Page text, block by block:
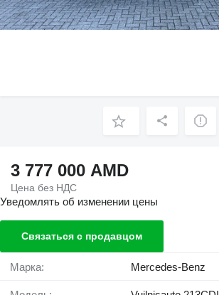
3 777 000 AMD
Цена без НДС
Уведомлять об изменении цены
Связаться с продавцом
Марка: Mercedes-Benz